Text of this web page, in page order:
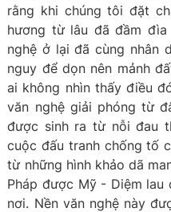
rằng khi chúng tôi đặt
hương từ lâu đã đầm
nghệ ở lại đã cùng nhân
nguy để dọn nên mảnh
ai không nhìn thấy điều
văn nghệ giải phóng từ
được sinh ra từ nỗi đau
cuộc đấu tranh chống tố
từ những hình khảo dã
Pháp được Mỹ - Diệm
nơi. Nền văn nghệ này